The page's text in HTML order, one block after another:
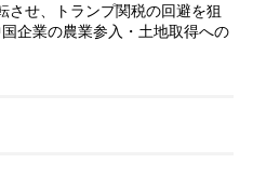
せ、トランプ関税の回避を狙
企業の農業参入・土地取得への